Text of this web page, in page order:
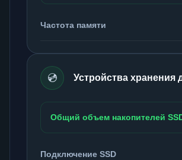
Частота памяти
💿 Устройства хранения
Общий объем накопителей
Подключение SSD